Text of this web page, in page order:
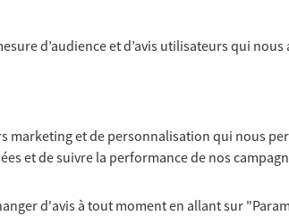
rencontrer
d’audience et d’avis utilisateurs qui
marketing et de personnalisation qui nous
et de suivre la performance de nos
d'avis à tout moment en allant sur